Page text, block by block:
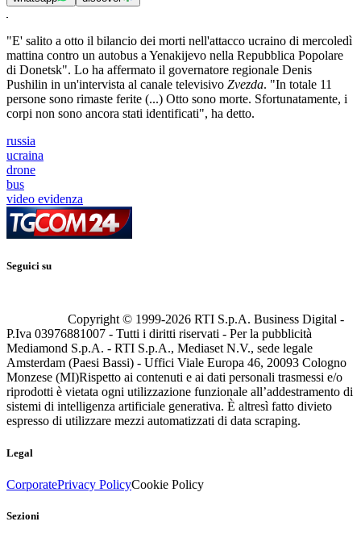
"E' salito a otto il bilancio dei morti nell'attacco ucraino di mercoledì
mattina contro un autobus a Yenakijevo nella Repubblica Popolare
di Donetsk". Lo ha affermato il governatore regionale Denis
Pushilin in un'intervista al canale televisivo Zvezda. "In totale 11
persone sono rimaste ferite (...) Otto sono morte. Sfortunatamente, i
corpi non sono ancora stati identificati", ha detto.
russia
ucraina
drone
bus
video evidenza
Seguici su
Copyright © 1999-2026 RTI S.p.A. Business Digital -
P.Iva 03976881007 - Tutti i diritti riservati - Per la pubblicità
Mediamond S.p.A. - RTI S.p.A., Mediaset N.V., sede legale
Amsterdam (Paesi Bassi) - Uffici Viale Europa 46, 20093 Cologno
Monzese (MI)Rispetto ai contenuti e ai dati personali trasmessi e/o
riprodotti è vietata ogni utilizzazione funzionale all’addestramento di
sistemi di intelligenza artificiale generativa. È altresì fatto divieto
espresso di utilizzare mezzi automatizzati di data scraping.
Legal
CorporatePrivacy PolicyCookie Policy
Sezioni